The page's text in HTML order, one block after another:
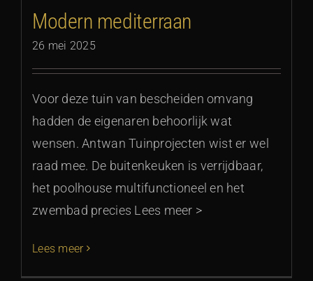
Modern mediterraan
26 mei 2025
Voor deze tuin van bescheiden omvang
hadden de eigenaren behoorlijk wat
wensen. Antwan Tuinprojecten wist er wel
raad mee. De buitenkeuken is verrijdbaar,
het poolhouse multifunctioneel en het
zwembad precies Lees meer >
Lees meer